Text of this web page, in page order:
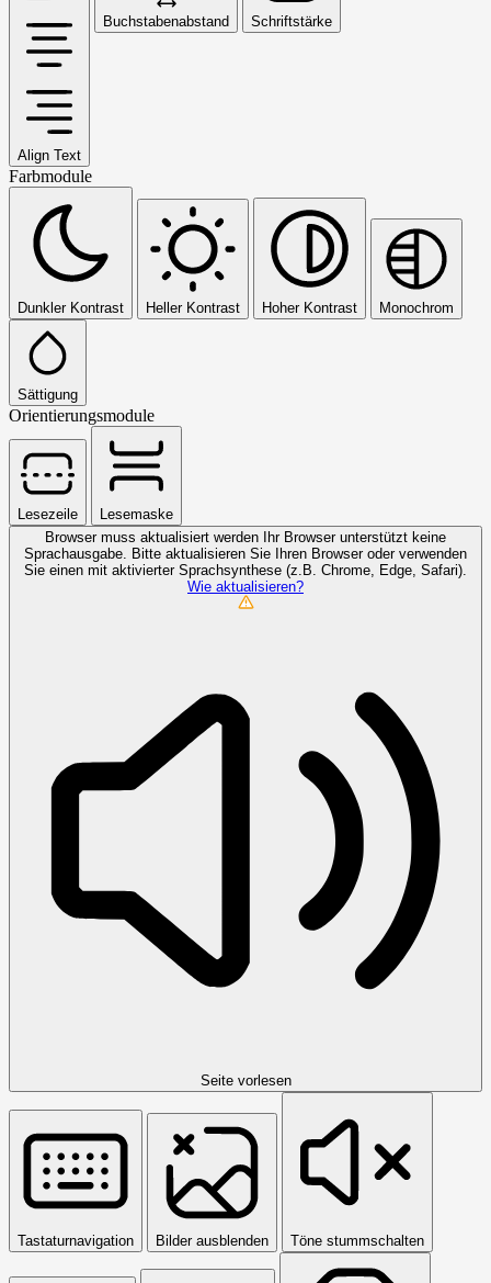
Align Text
Buchstabenabstand Schriftstärke
Farbmodule
Dunkler Kontrast Heller Kontrast Hoher Kontrast Monochrom
Sättigung
Orientierungsmodule
Lesezeile
Lesemaske
Browser muss aktualisiert werden
Ihr Browser unterstützt keine
Sprachausgabe. Bitte aktualisieren Sie Ihren Browser oder verwenden
Sie einen mit aktivierter Sprachsynthese (z.B. Chrome, Edge, Safari).
Wie aktualisieren?
Seite vorlesen
Tastaturnavigation Bilder ausblenden Töne stummschalten